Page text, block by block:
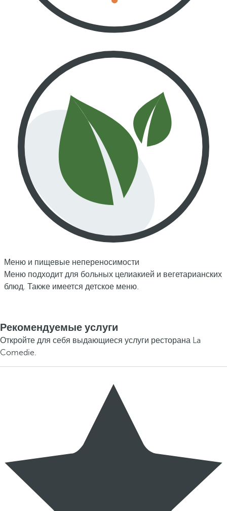
Меню и пищевые непереносимости
Меню подходит для больных целиакией и вегетарианских
блюд. Также имеется детское меню.
Рекомендуемые услуги
Откройте для себя выдающиеся услуги ресторана La
Comedie.